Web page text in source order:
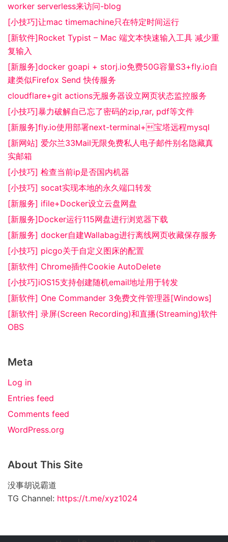
worker serverless来访问-blog
[小技巧]让mac timemachine只在特定时间运行
[新软件]Rocket Typist – Mac 端文本快速输入工具 减少重
复输入
[新服务]docker goapi + storj.io免费50G容量S3+fly.io自
建类似Firefox Send 快传服务
cloudflare+git actions无服务器设立网页状态监控服务
[小技巧]暴力破解自己忘了密码的zip,rar, pdf等文件
[新服务]fly.io使用部署next-terminal+宝塔远程mysql
[新网站] 爱尔兰33Mail无限免费私人电子邮件别名隐藏真
实邮箱
[小技巧] 检查当前ip是否国内机器
[小技巧] socat实现本地的永久端口转发
[新服务] ifile+Docker设立云盘网盘
[新服务]Docker运行115网盘进行浏览器下载
[新服务] docker自建Wallabag进行离线网页收藏保存服务
[小技巧] picgo关于自定义图床的配置
[新软件] Chrome插件Cookie AutoDelete
[小技巧]iOS15支持创建随机email地址用于转发
[新软件] One Commander 3免费文件管理器[Windows]
[新软件] 录屏(Screen Recording)和直播(Streaming)软件
OBS
Meta
Log in
Entries feed
Comments feed
WordPress.org
About This Site
没事胡说霸道
TG Channel: https://t.me/xyz1024